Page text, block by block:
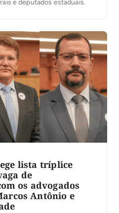
e deputados estaduais.
lista tríplice
de
os advogados
Antônio e